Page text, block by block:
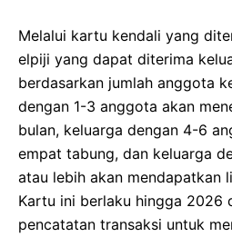
Melalui kartu kendali yang
elpiji yang dapat diterima
berdasarkan jumlah anggota
dengan 1-3 anggota akan
bulan, keluarga dengan 4-6
empat tabung, dan keluarga
atau lebih akan mendapatkan
Kartu ini berlaku hingga 2026
pencatatan transaksi untuk